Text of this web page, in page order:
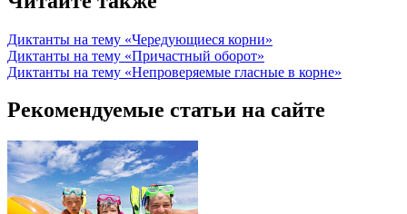
Диктанты на тему «Чередующиеся корни»
Диктанты на тему «Причастный оборот»
Диктанты на тему «Непроверяемые гласные в корне»
Рекомендуемые статьи на сайте